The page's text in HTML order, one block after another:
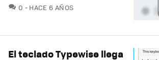
0 COMENTARIOS
HACE 6 AÑOS
El teclado Typewise llega